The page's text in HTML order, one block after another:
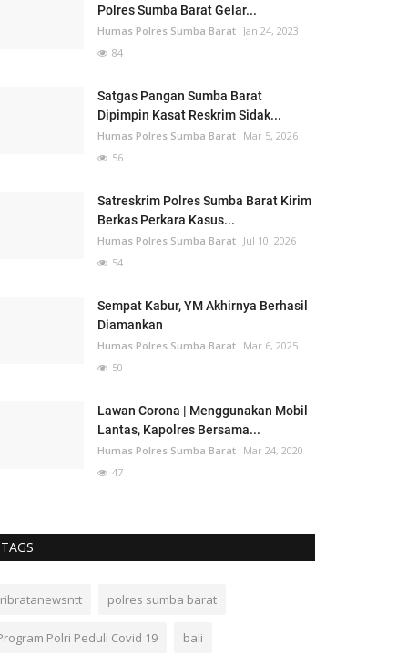
Polres Sumba Barat Gelar...
Humas Polres Sumba Barat Jan 24, 2023
84
Satgas Pangan Sumba Barat
Dipimpin Kasat Reskrim Sidak...
Humas Polres Sumba Barat Mar 5, 2026
56
Satreskrim Polres Sumba Barat Kirim
Berkas Perkara Kasus...
Humas Polres Sumba Barat Jul 10, 2026
54
Sempat Kabur, YM Akhirnya Berhasil
Diamankan
Humas Polres Sumba Barat Mar 6, 2025
50
Lawan Corona | Menggunakan Mobil
Lantas, Kapolres Bersama...
Humas Polres Sumba Barat Mar 24, 2020
47
TAGS
polres sumba barat
Polri Peduli Covid 19 bali